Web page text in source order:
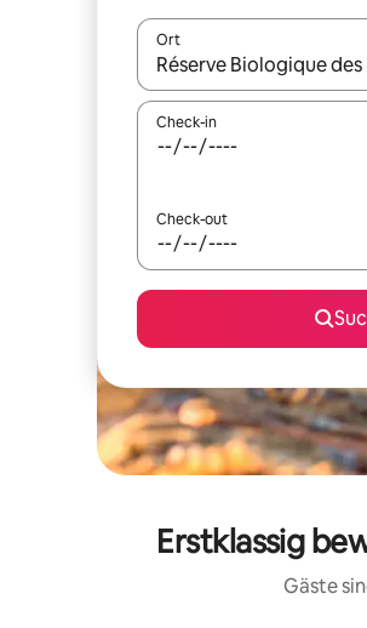
Ort
Wenn Ergebnisse
Check-in
Check-out
Erstklassig
Gäste